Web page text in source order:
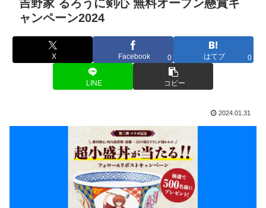
吉野家 るろうに剣心 無料オープン懸賞キ
ャンペーン2024
X Facebook 0 はてブ 0
LINE コピー
2024.01.31